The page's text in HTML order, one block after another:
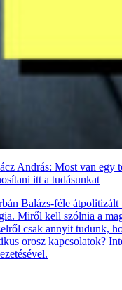
András: Most van egy
itt a tudásunkat
Balázs-féle átpolitizált
Miről kell szólnia a
csak annyit tudunk,
orosz kapcsolatok?